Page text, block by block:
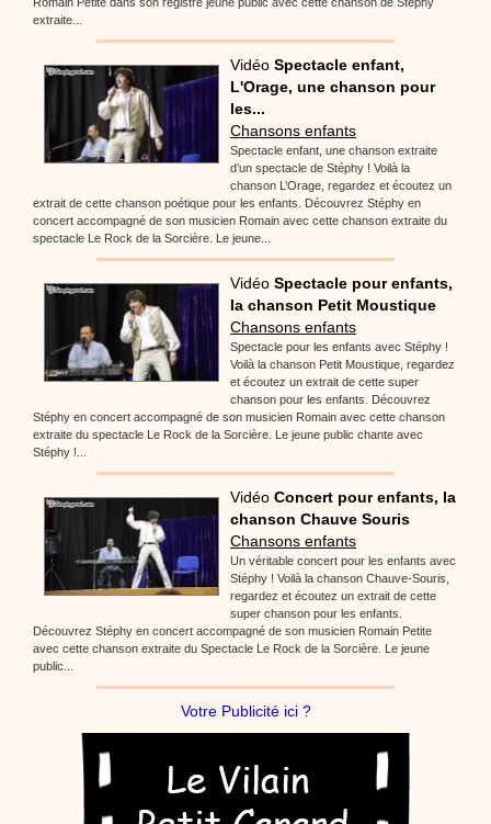
extraite...
Vidéo Spectacle enfant,
L'Orage, une chanson pour
les...
Chansons enfants
Spectacle enfant, une chanson extraite
d’un spectacle de Stéphy ! Voilà la
chanson L’Orage, regardez et écoutez un
extrait de cette chanson poétique pour les enfants. Découvrez Stéphy en
concert accompagné de son musicien Romain avec cette chanson extraite du
spectacle Le Rock de la Sorcière. Le jeune...
Vidéo Spectacle pour enfants,
la chanson Petit Moustique
Chansons enfants
Spectacle pour les enfants avec Stéphy !
Voilà la chanson Petit Moustique, regardez
et écoutez un extrait de cette super
chanson pour les enfants. Découvrez
Stéphy en concert accompagné de son musicien Romain avec cette chanson
extraite du spectacle Le Rock de la Sorcière. Le jeune public chante avec
Stéphy !...
Vidéo Concert pour enfants, la
chanson Chauve Souris
Chansons enfants
Un véritable concert pour les enfants avec
Stéphy ! Voilà la chanson Chauve-Souris,
regardez et écoutez un extrait de cette
super chanson pour les enfants.
Découvrez Stéphy en concert accompagné de son musicien Romain Petite
avec cette chanson extraite du Spectacle Le Rock de la Sorcière. Le jeune
public...
Votre Publicité ici ?